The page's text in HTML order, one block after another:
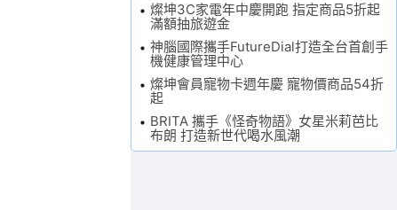
燦坤3C家電年中慶開跑 指定商品5折起
滿額抽旅遊金
神腦國際攜手FutureDial打造全台首創手
機健康管理中心
燦坤會員寵物卡週年慶 寵物價商品54折
起
BRITA 攜手《怪奇物語》女星米莉芭比
布朗 打造新世代喝水風潮